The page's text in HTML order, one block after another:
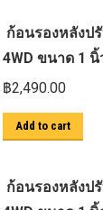
ก้อนรองหลังป
4WD ขนาด 1
฿2,490.00
Add to cart
ก้อนรองหลังป